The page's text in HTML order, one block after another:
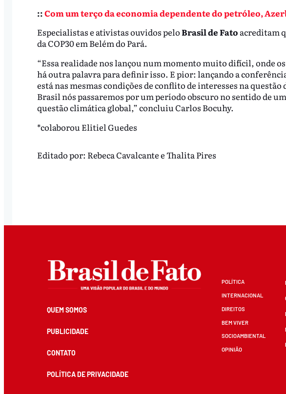
::Com um terço da economia dependente do petróleo,
Especialistas e ativistas ouvidos peloBrasil de Fato acreditam
da COP30 em Belém do Pará.
“Essa realidade nos lançou num momento muito difícil, onde os
há outra palavra para definir isso. E pior: lançando a
está nas mesmas condições de conflito de interesses na questão
Brasil nós passaremos por um período obscuro no sentido de
questão climática global,” concluiu Carlos Bocuhy.
*colaborou Elitiel Guedes
Editado por: Rebeca CavalcanteeThalita Pires
QUEM SOMOS
PUBLICIDADE
CONTATO
POLÍTICA DE PRIVACIDADE
POLÍTICA
INTERNACIONAL
DIREITOS
BEM VIVER
SOCIOAMBIENTAL
OPINIÃO